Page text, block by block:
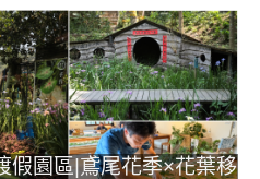
假園區|鳶尾花季×花葉移